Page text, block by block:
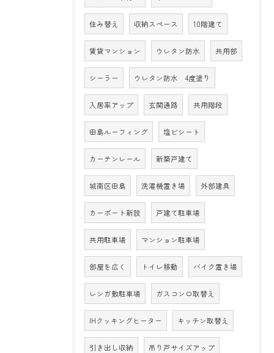
住み替え 収納スペース 10階建て
賃貸マンション ウレタン防水 共用部
シーラー ウレタン防水 4度塗り
入居率アップ 玄関通路 共用階段
田島ルーフィング 塩ビシート
カーテンレール 新築戸建て
城南区田島 洗濯機置き場 外部建具
カーポート新設 戸建て駐車場
共用駐車場 マンション駐車場
部屋を広く トイレ移動 バイク置き場
レンガ敷駐車場 ガスコンロ取替え
IHクッキングヒーター キッチン取替え
引き出し収納 吊り戸サイズアップ